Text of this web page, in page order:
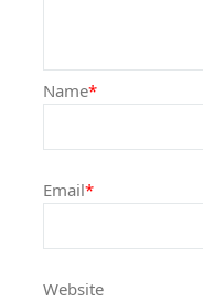
Name*
Email*
Website